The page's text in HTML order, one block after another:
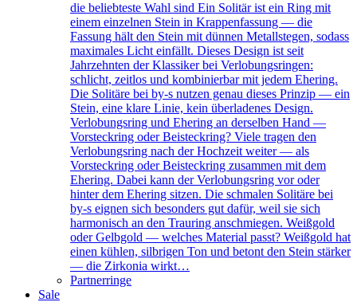
die beliebteste Wahl sind Ein Solitär ist ein Ring mit
einem einzelnen Stein in Krappenfassung — die
Fassung hält den Stein mit dünnen Metallstegen, sodass
maximales Licht einfällt. Dieses Design ist seit
Jahrzehnten der Klassiker bei Verlobungsringen:
schlicht, zeitlos und kombinierbar mit jedem Ehering.
Die Solitäre bei by-s nutzen genau dieses Prinzip — ein
Stein, eine klare Linie, kein überladenes Design.
Verlobungsring und Ehering an derselben Hand —
Vorsteckring oder Beisteckring? Viele tragen den
Verlobungsring nach der Hochzeit weiter — als
Vorsteckring oder Beisteckring zusammen mit dem
Ehering. Dabei kann der Verlobungsring vor oder
hinter dem Ehering sitzen. Die schmalen Solitäre bei
by-s eignen sich besonders gut dafür, weil sie sich
harmonisch an den Trauring anschmiegen. Weißgold
oder Gelbgold — welches Material passt? Weißgold hat
einen kühlen, silbrigen Ton und betont den Stein stärker
— die Zirkonia wirkt…
Partnerringe
Sale